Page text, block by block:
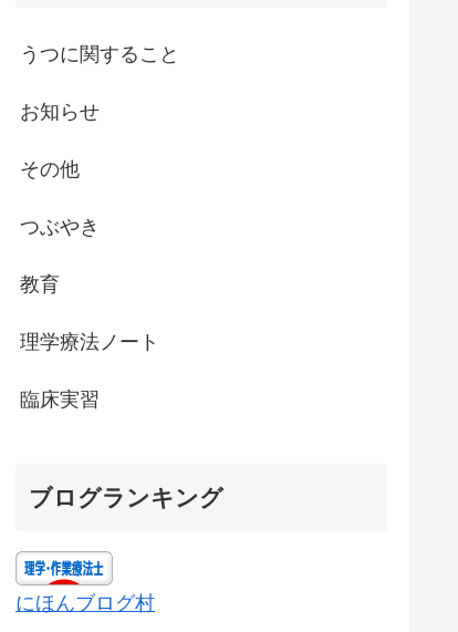
うつに関すること
お知らせ
その他
つぶやき
教育
理学療法ノート
臨床実習
ブログランキング
にほんブログ村